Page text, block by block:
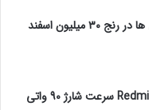
معرفی بهترین گوشی ها در رنج ۳۰ میلیون اسفند
گوشی Redmi Note 14 Pro سرعت شارژ 90 واتی